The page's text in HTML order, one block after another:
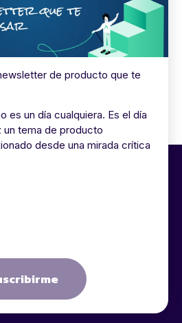
de producto que te
es un día cualquiera. Es el día
un tema de producto
desde una mirada crítica